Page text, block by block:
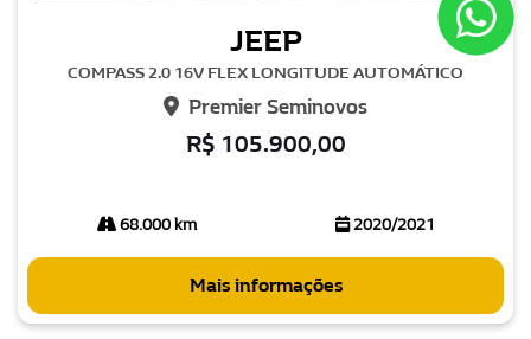
JEEP
COMPASS 2.0 16V FLEX LONGITUDE AUTOMÁTICO
Premier Seminovos
R$ 105.900,00
68.000 km 2020/2021
Mais informações